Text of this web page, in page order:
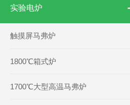
实验电炉
触摸屏马弗炉
1800℃箱式炉
1700℃大型高温马弗炉